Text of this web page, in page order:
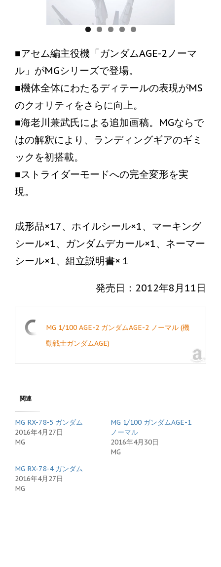
■アセム編主役機「ガンダムAGE-2ノーマ
ル」がMGシリーズで登場。
■機体全体にわたるディテールの表現がMS
のクオリティをさらに向上。
■海老川兼武氏による追加画稿。MGならで
はの解釈により、ランディングギアのギミ
ックを初搭載。
■ストライダーモードへの完全変形を実
現。
成形品×17、ホイルシール×1、マーキング
シール×1、ガンダムデカール×1、ネーマー
シール×1、組立説明書×１
発売日：2012年8月11日
MG 1/100 AGE-2 ガンダムAGE-2 ノーマル (機
動戦士ガンダムAGE)
関連
MG RX-78-5 ガンダム
2016年4月27日
MG
MG 1/100 ガンダムAGE-1
ノーマル
2016年4月30日
MG
MG RX-78-4 ガンダム
2016年4月27日
MG